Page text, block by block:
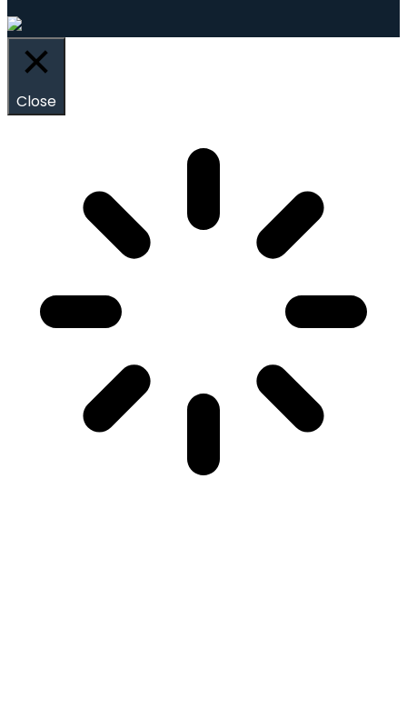
Close